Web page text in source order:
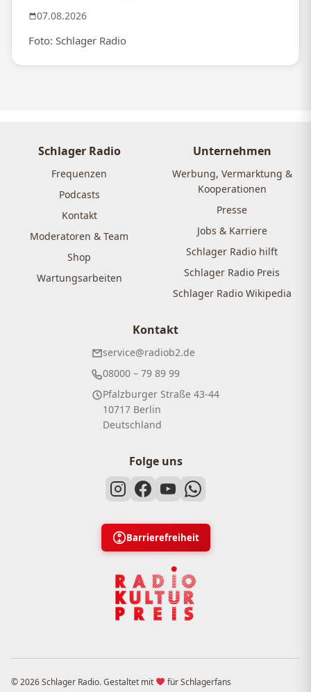
07.08.2026
Foto: Schlager Radio
Schlager Radio
Frequenzen
Podcasts
Kontakt
Moderatoren & Team
Shop
Wartungsarbeiten
Unternehmen
Werbung, Vermarktung &
Kooperationen
Presse
Jobs & Karriere
Schlager Radio hilft
Schlager Radio Preis
Schlager Radio Wikipedia
Kontakt
service@radiob2.de
08000 – 79 89 99
Pfalzburger Straße 43-44
10717 Berlin
Deutschland
Folge uns
Barrierefreiheit
© 2026 Schlager Radio. Gestaltet mit für Schlagerfans